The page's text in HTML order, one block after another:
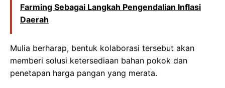
Farming Sebagai Langkah Pengendalian Inflasi
Daerah
Mulia berharap, bentuk kolaborasi tersebut akan
memberi solusi ketersediaan bahan pokok dan
penetapan harga pangan yang merata.